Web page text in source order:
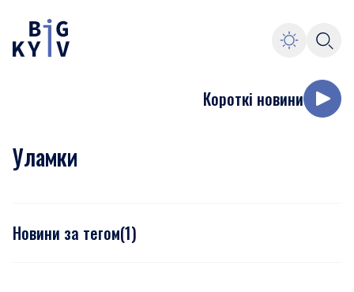
Короткі новини
Уламки
Новини за тегом(1)